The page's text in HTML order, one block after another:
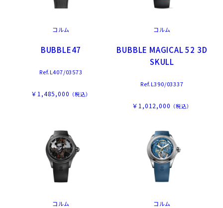
コルム
BUBBLE47
Ref.L407/03573
￥1,485,000 （税込）
コルム
BUBBLE MAGICAL 52 3D
SKULL
Ref.L390/03337
￥1,012,000 （税込）
コルム コルム